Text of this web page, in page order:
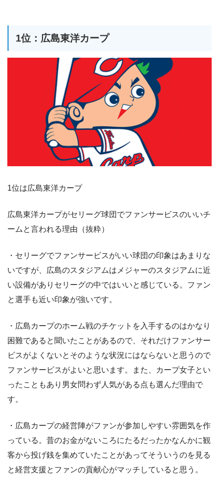
1位：広島東洋カープ
1位は広島東洋カープ
広島東洋カープがセリーグ球団でファンサービスのいいチ
ームと言われる理由（抜粋）
・セリーグでファンサービスがいい球団の印象はあまりな
いですが、広島のスタジアムはメジャーのスタジアムに近
い設備がありセリーグの中ではいいと感じている。ファン
と選手も近い印象が強いです。
・広島カープのホーム戦のチケットを入手するのはかなり
困難であると聞いたことがあるので、それだけファンサー
ビスがよくないとそのような状況にはならないと思うので
ファンサービスがよいと思います。また、カープ女子とい
ったこともあり男女問わず人気がある点も選んだ理由で
す。
・広島カープの経営陣がファンが参加しやすい雰囲気を作
っている。昔のお金がないころにたるだったかなんかに観
客から投げ銭を集めていたことがあってそういうのを見る
と経営支援とファンの貢献心がマッチしていると思う。